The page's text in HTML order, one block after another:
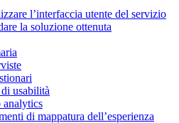
l’interfaccia utente del servizio
la soluzione ottenuta
usabilità
analytics
di mappatura dell’esperienza